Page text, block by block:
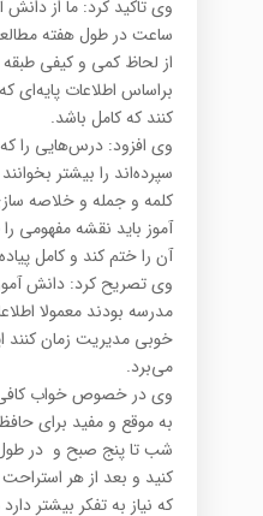
وی تاکید کرد: ما از دانش
ساعت در طول هفته
از لحاظ کمی و کیفی
براساس اطلاعات پایه‌ای
کنند که کامل باشد.
وی افزود: درس‌هایی را که
سپرده‌اند را بیشتر
کلمه و جمله و خلاصه
آموز باید نقشه مفهومی
آن را ختم کند و کامل
وی تصریح کرد: دانش
مدرسه بودند معمولا
خوبی مدیریت زمان کنند
می‌برد.
وی در خصوص خواب کافی
به موقع و مفید برای
شب تا پنج صبح و در
کنید و بعد از هر
که نیاز به تفکر بیشتر